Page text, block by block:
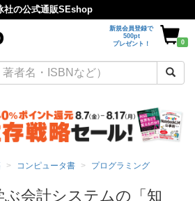
社の公式通販SEshop
新規会員登録で
500pt
プレゼント！
0
コンピュータ書 プログラミング
会計システムの「知